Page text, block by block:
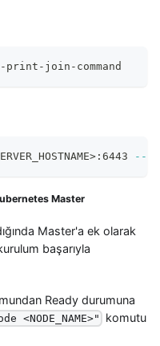
print-join-command
> :6443 --
Master
Master'a ek olarak
başarıyla
Ready durumuna
komutu